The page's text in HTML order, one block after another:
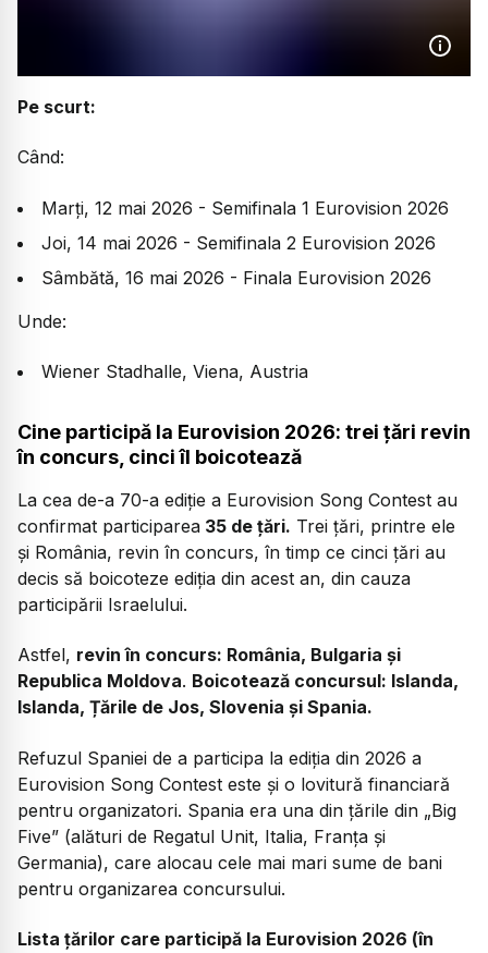
Pe scurt:
Când:
Marți, 12 mai 2026 - Semifinala 1 Eurovision 2026
Joi, 14 mai 2026 - Semifinala 2 Eurovision 2026
Sâmbătă, 16 mai 2026 - Finala Eurovision 2026
Unde:
Wiener Stadhalle, Viena, Austria
Cine participă la Eurovision 2026: trei țări revin
în concurs, cinci îl boicotează
La cea de-a 70-a ediție a Eurovision Song Contest au
confirmat participarea 35 de țări. Trei țări, printre ele
și România, revin în concurs, în timp ce cinci țări au
decis să boicoteze ediția din acest an, din cauza
participării Israelului.
Astfel, revin în concurs: România, Bulgaria și
Republica Moldova. Boicotează concursul: Islanda,
Islanda, Țările de Jos, Slovenia și Spania.
Refuzul Spaniei de a participa la ediția din 2026 a
Eurovision Song Contest este și o lovitură financiară
pentru organizatori. Spania era una din țările din „Big
Five” (alături de Regatul Unit, Italia, Franța și
Germania), care alocau cele mai mari sume de bani
pentru organizarea concursului.
Lista țărilor care participă la Eurovision 2026 (în